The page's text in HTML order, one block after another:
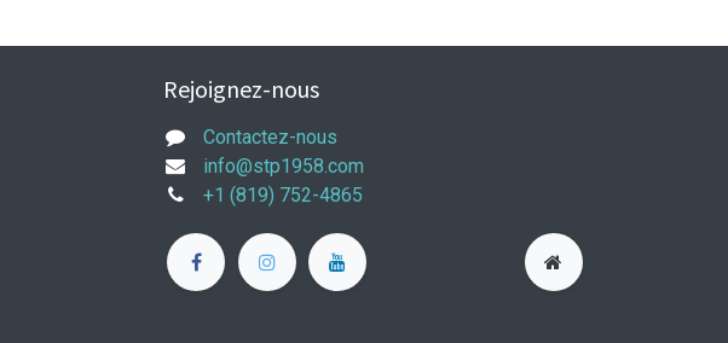
Rejoignez-nous
Contactez-nous
info@stp1958.com
+1 (819) 752-4865